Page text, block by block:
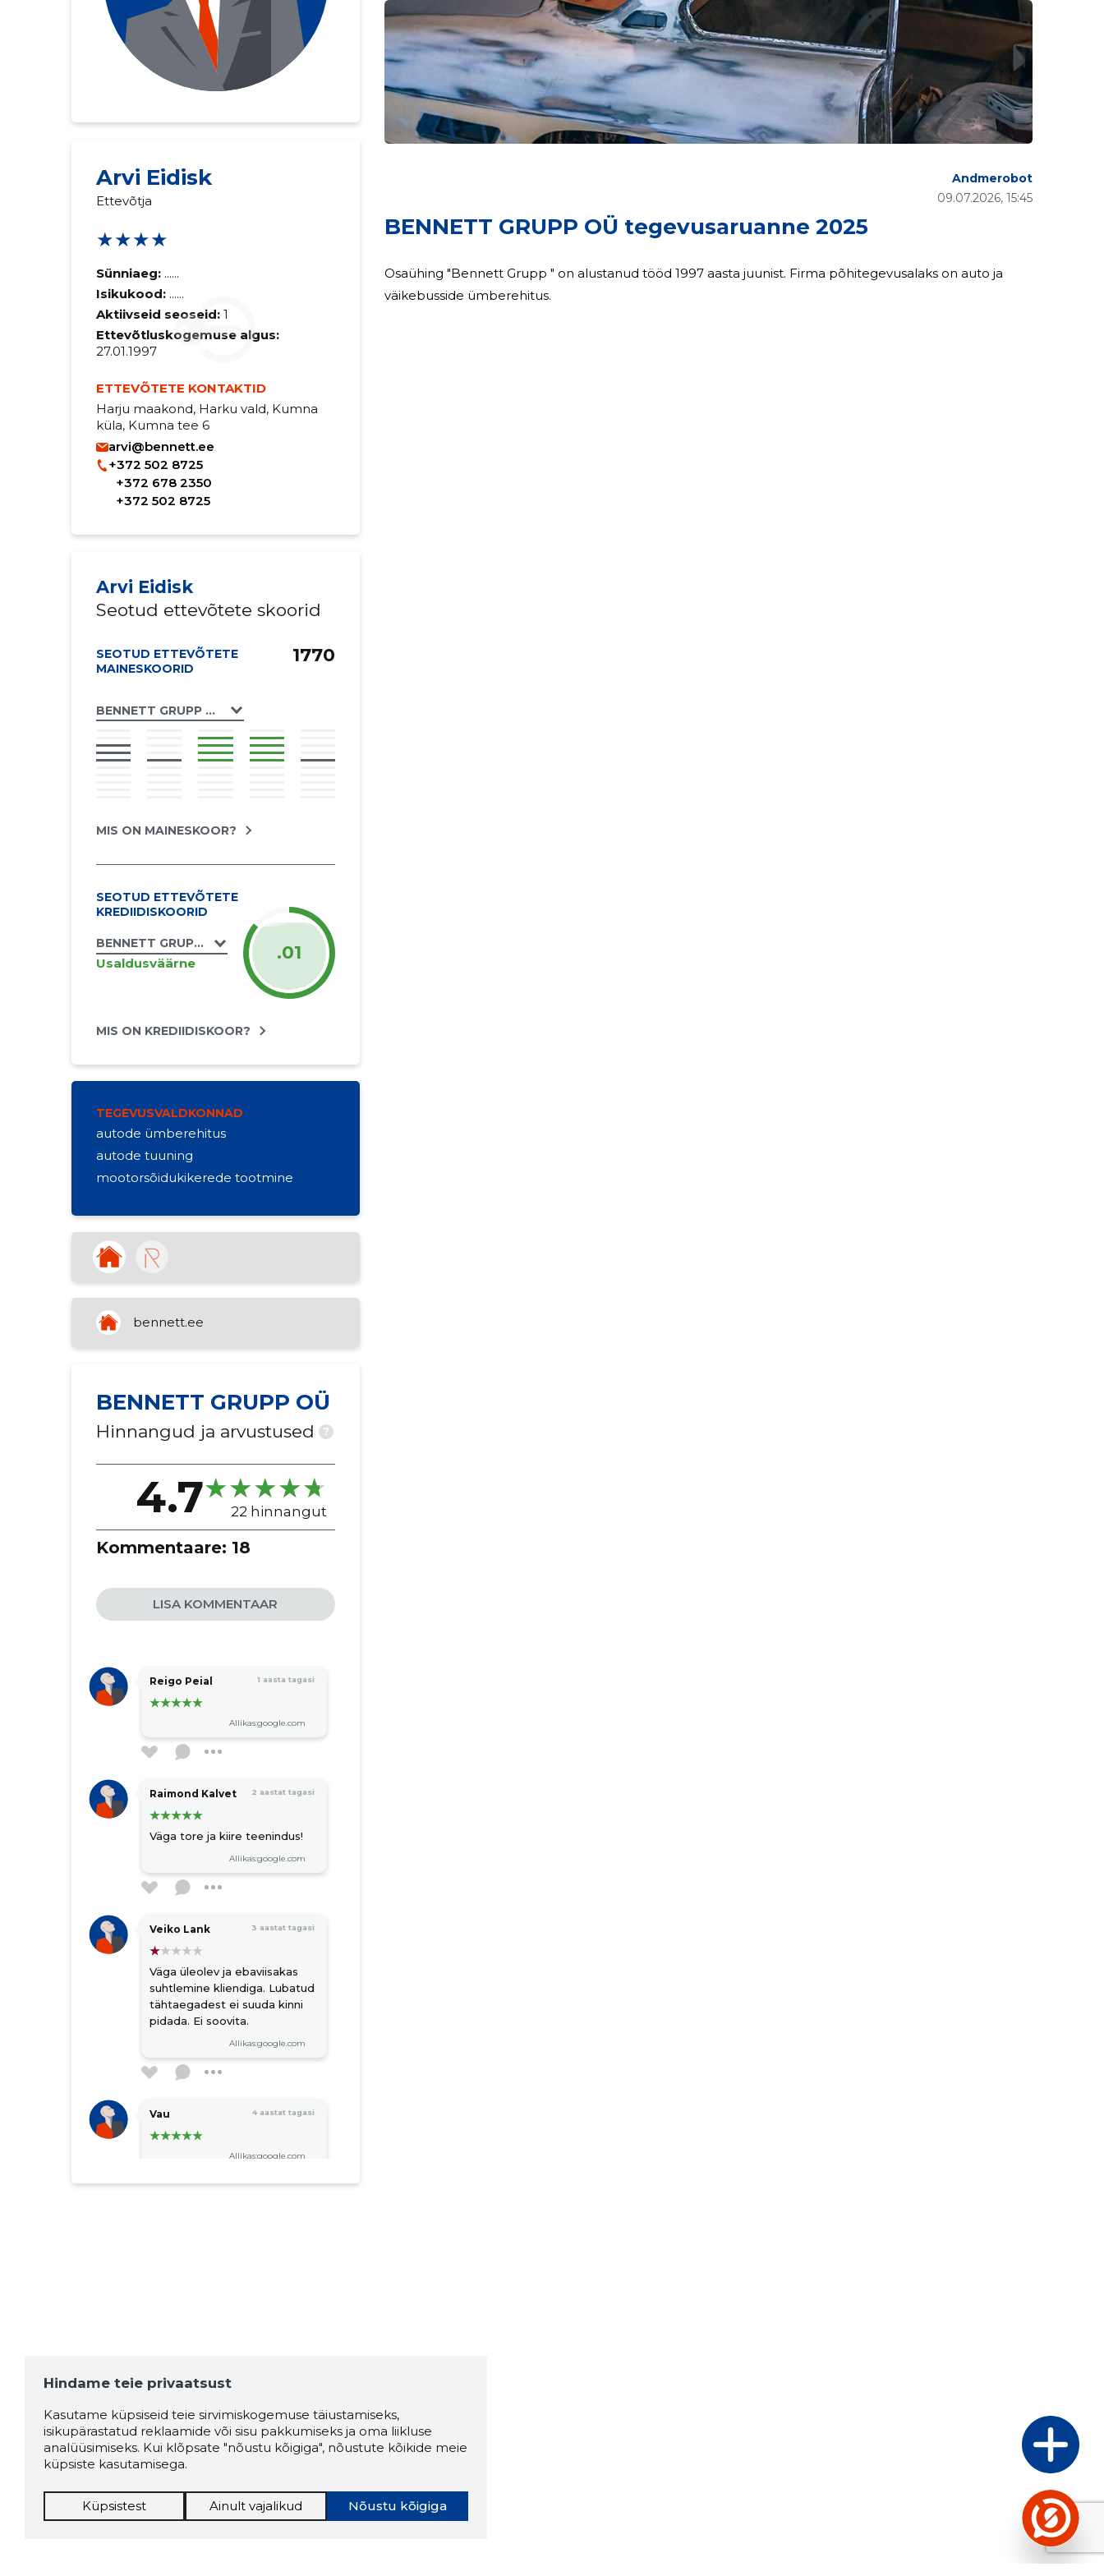
Arvi Eidisk
Ettevõtja
★★★★
Sünniaeg: ......
Isikukood: ......
Aktiivseid seoseid: 1
Ettevõtluskogemuse algus:
27.01.1997
ETTEVÕTETE KONTAKTID
Harju maakond, Harku vald, Kumna
küla, Kumna tee 6
arvi@bennett.ee
+372 502 8725
+372 678 2350
+372 502 8725
Arvi Eidisk
Seotud ettevõtete skoorid
SEOTUD ETTEVÕTETE
MAINESKOORID
BENNETT GRUPP OÜ
1770
MIS ON MAINESKOOR?
SEOTUD ETTEVÕTETE
KREDIIDISKOORID
BENNETT GRUPP OÜ
Usaldusväärne .01
MIS ON KREDIIDISKOOR?
TEGEVUSVALDKONNAD
autode ümberehitus
autode tuuning
mootorsõidukikerede tootmine
bennett.ee
BENNETT GRUPP OÜ
Hinnangud ja arvustused ?
4.7 22 hinnangut
Kommentaare: 18
LISA KOMMENTAAR
Reigo Peial 1 aasta tagasi
Allikas:google.com
Raimond Kalvet 2 aastat tagasi
Väga tore ja kiire teenindus!
Allikas:google.com
Veiko Lank 3 aastat tagasi
Väga üleolev ja ebaviisakas
suhtlemine kliendiga. Lubatud
tähtaegadest ei suuda kinni
pidada. Ei soovita.
Allikas:google.com
Vau 4 aastat tagasi
Allikas:google.com
Allikas:google.com
BENNETT GRUPP OÜ tegevusaruanne 2025
09.07.2026, 15:45
Andmerobot
Osaühing "Bennett Grupp " on alustanud tööd 1997 aasta juunist. Firma põhitegevusalaks on auto ja
väikebusside ümberehitus.
Hindame teie privaatsust
Kasutame küpsiseid teie sirvimiskogemuse täiustamiseks,
isikupärastatud reklaamide või sisu pakkumiseks ja oma liikluse
analüüsimiseks. Kui klõpsate "nõustu kõigiga", nõustute kõikide meie
küpsiste kasutamisega.
Nõustu kõigiga
Küpsistest Ainult vajalikud